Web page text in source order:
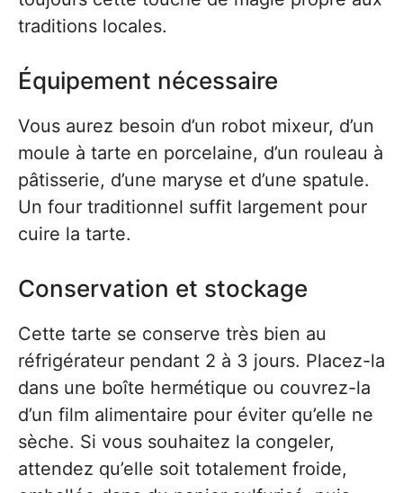
traditions locales.
Équipement nécessaire
Vous aurez besoin d’un robot mixeur, d’un
moule à tarte en porcelaine, d’un rouleau à
pâtisserie, d’une maryse et d’une spatule.
Un four traditionnel suffit largement pour
cuire la tarte.
Conservation et stockage
Cette tarte se conserve très bien au
réfrigérateur pendant 2 à 3 jours. Placez-la
dans une boîte hermétique ou couvrez-la
d’un film alimentaire pour éviter qu’elle ne
sèche. Si vous souhaitez la congeler,
attendez qu’elle soit totalement froide,